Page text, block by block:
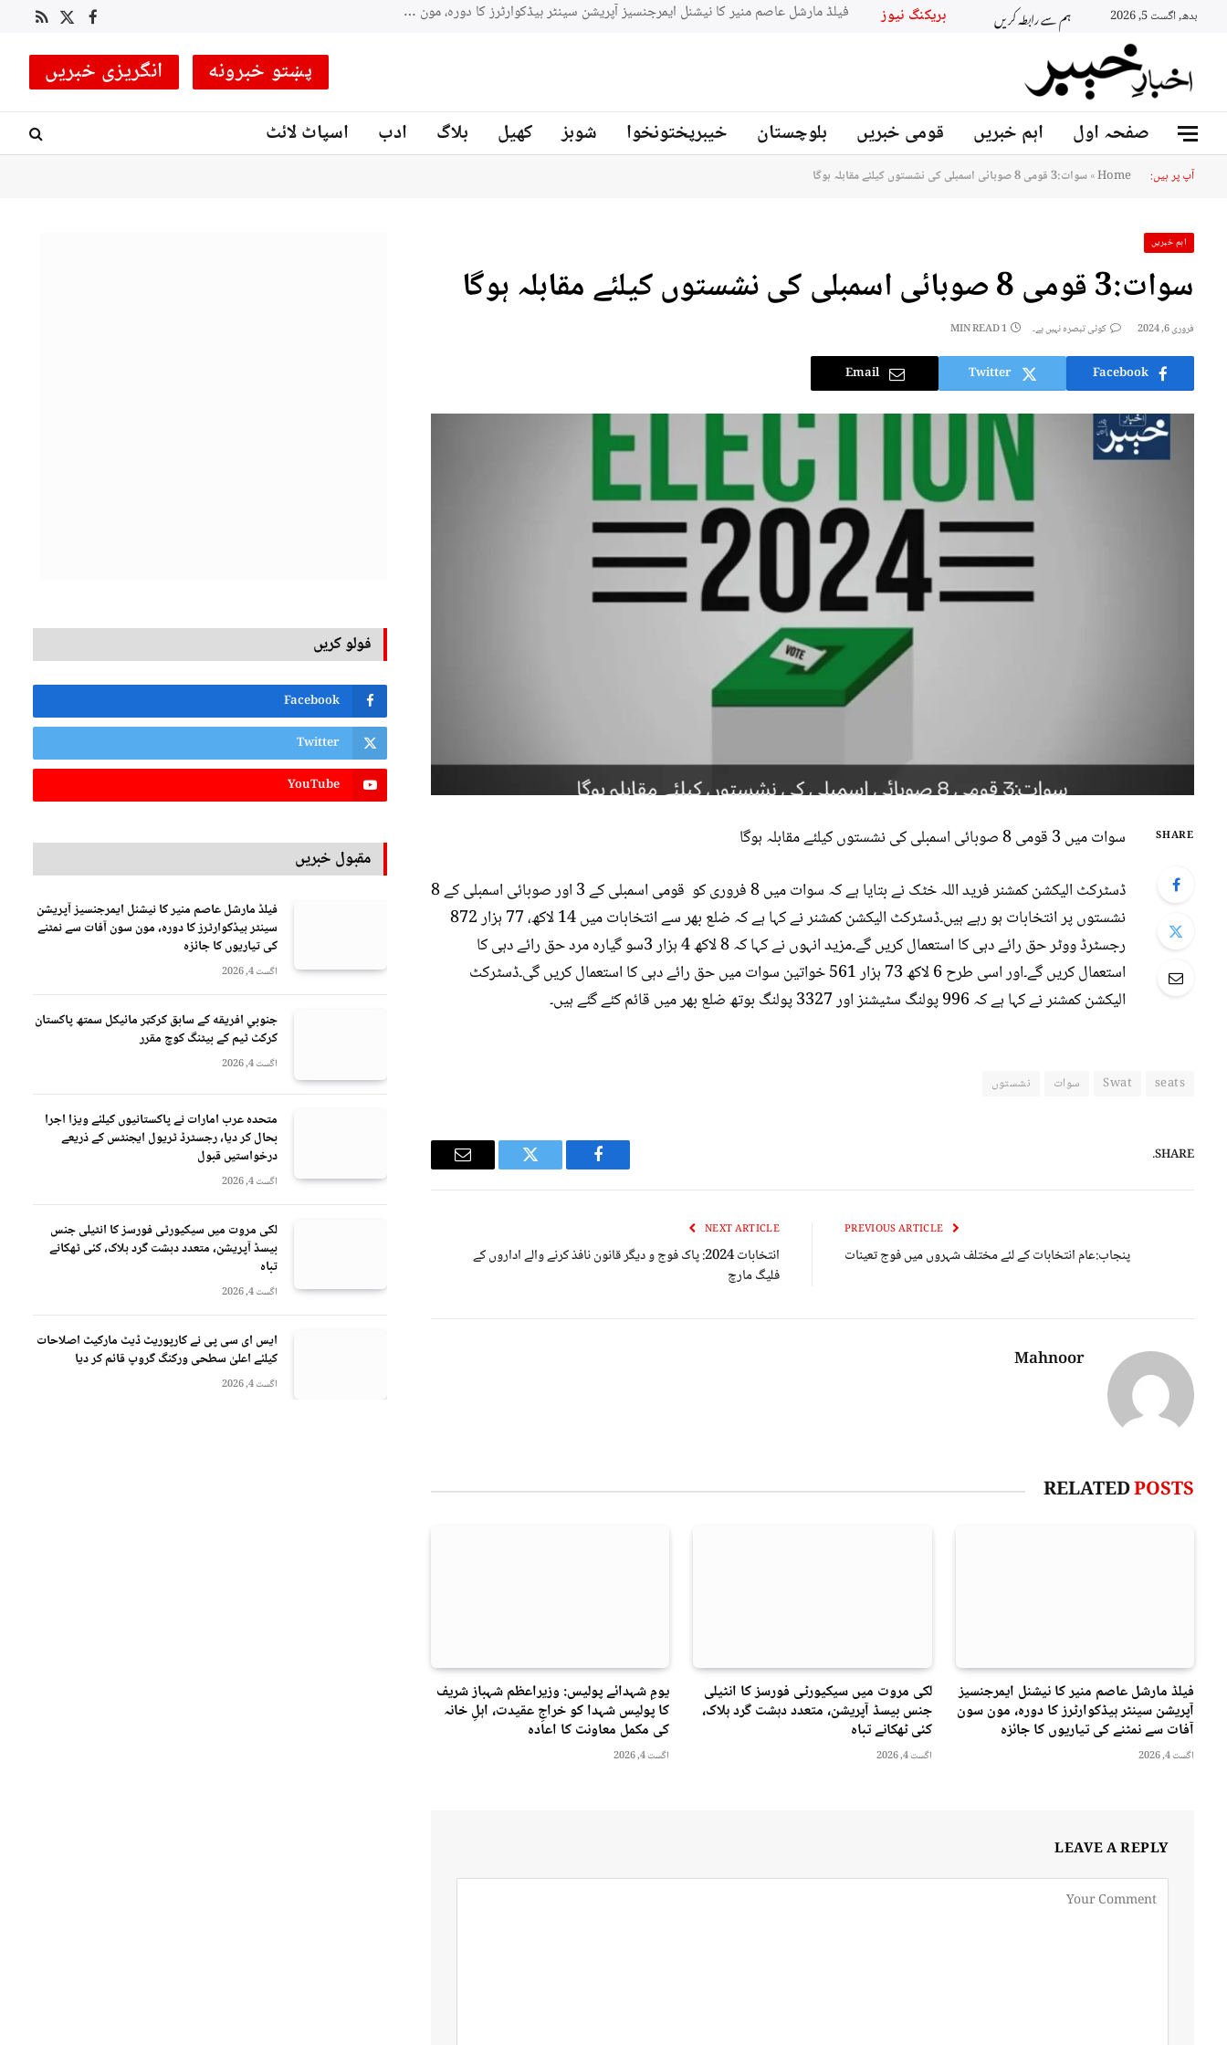
بدھ, اگست 5, 2026 ہم سے رابطہ کریں بریکنگ نیوز جنوبي افريقه کے سابق کرکټر مائیکل سمتھ پاکستان کرکٹ ٹیم کے بیٹنگ کوچ مقرر Facebook
X
RSS
پښتو خبرونه انگریزی خبریں
صفحہ اول اہم خبریں قومی خبریں بلوچستان خیبرپختونخوا شوبز کھیل بلاگ ادب اسپاٹ لائٹ
آپ پر ہیں: Home
»سوات:3 قومی 8 صوبائی اسمبلی کی نشستوں کیلئے مقابلہ ہوگا
اہم خبریں
سوات:3 قومی 8 صوبائی اسمبلی کی نشستوں کیلئے مقابلہ ہوگا
فروری 6, 2024 کوئی تبصرہ نہیں ہے۔ 1 MIN READ
Facebook
Twitter
Email
SHARE
سوات میں 3 قومی 8 صوبائی اسمبلی کی نشستوں کیلئے مقابلہ ہوگا
ڈسٹرکٹ الیکشن کمشنر فرید اللہ خٹک نے بتایا ہے کہ سوات میں 8 فروری کو قومی اسمبلی کے 3 اور صوبائی اسمبلی کے 8
نشستوں پر انتخابات ہو رہے ہیں۔ڈسٹرکٹ الیکشن کمشنر نے کہا ہے کہ ضلع بھر سے انتخابات میں 14 لاکھ، 77 ہزار 872
رجسٹرڈ ووٹر حق رائے دہی کا استعمال کریں گے۔مزید انہوں نے کہا کہ 8 لاکھ 4 ہزار 3سو گیارہ مرد حق رائے دہی کا
استعمال کریں گے۔اور اسی طرح 6 لاکھ 73 ہزار 561 خواتین سوات میں حق رائے دہی کا استعمال کریں گی۔ڈسٹرکٹ
الیکشن کمشنر نے کہا ہے کہ 996 پولنگ سٹیشنز اور 3327 پولنگ بوتھ ضلع بھر میں قائم کئے گئے ہیں۔
seats
Swat سوات نشستوں
SHARE.
Facebook
Twitter
Email
پنجاب:عام انتخابات کے لئے مختلف شہروں میں فوج تعینات
NEXT ARTICLE
انتخابات 2024: پاک فوج و دیگر قانون نافذ کرنے والے اداروں کے
فلیگ مارچ
Mahnoor
RELATEDPOSTS
فیلڈ مارشل عاصم منیر کا نیشنل ایمرجنسیز
آپریشن سینٹر ہیڈکوارٹرز کا دورہ، مون سون
آفات سے نمٹنے کی تیاریوں کا جائزہ
اگست 4, 2026
لکی مروت میں سیکیورٹی فورسز کا انٹیلی
جنس بیسڈ آپریشن، متعدد دہشت گرد ہلاک،
کئی ٹھکانے تباہ
اگست 4, 2026
یومِ شہدائے پولیس: وزیراعظم شہباز شریف
کا پولیس شہدا کو خراجِ عقیدت، اہلِ خانہ
کی مکمل معاونت کا اعادہ
اگست 4, 2026
LEAVE A REPLY
فولو کریں
Facebook
Twitter
YouTube
مقبول خبریں
فیلڈ مارشل عاصم منیر کا نیشنل ایمرجنسیز آپریشن
سینٹر ہیڈکوارٹرز کا دورہ، مون سون آفات سے نمٹنے
کی تیاریوں کا جائزہ
اگست 4, 2026
جنوبي افريقه کے سابق کرکټر مائیکل سمتھ پاکستان
کرکٹ ٹیم کے بیٹنگ کوچ مقرر
اگست 4, 2026
متحدہ عرب امارات نے پاکستانیوں کیلئے ویزا اجرا
بحال کر دیا، رجسٹرڈ ٹریول ایجنٹس کے ذریعے
درخواستیں قبول
اگست 4, 2026
لکی مروت میں سیکیورٹی فورسز کا انٹیلی جنس
بیسڈ آپریشن، متعدد دہشت گرد ہلاک، کئی ٹھکانے
تباہ
اگست 4, 2026
ایس ای سی پی نے کارپوریٹ ڈیٹ مارکیٹ اصلاحات
کیلئے اعلیٰ سطحی ورکنگ گروپ قائم کر دیا
اگست 4, 2026